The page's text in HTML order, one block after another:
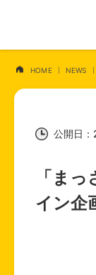
HOME NEWS
公開日
「ま
イン企